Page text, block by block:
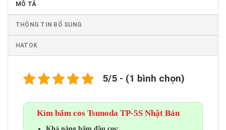
MÔ TẢ
THÔNG TIN BỔ SUNG
HATOK
5/5 - (1 bình chọn)
Kìm bấm cos Tsunoda TP-5S Nhật Bản